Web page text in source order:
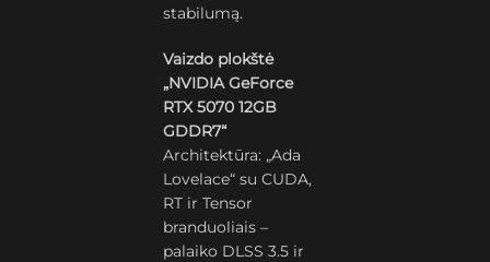
stabilumą.
Vaizdo plokštė
„NVIDIA GeForce
RTX 5070 12GB
GDDR7“
Architektūra: „Ada
Lovelace“ su CUDA,
RT ir Tensor
branduoliais –
palaiko DLSS 3.5 ir